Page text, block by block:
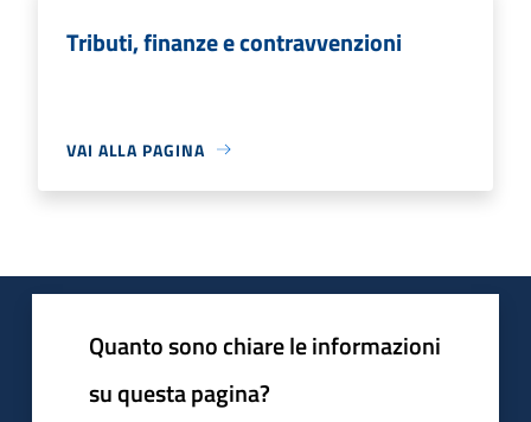
Tributi, finanze e contravvenzioni
VAI ALLA PAGINA
Quanto sono chiare le informazioni
su questa pagina?